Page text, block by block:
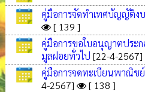
คู่มือการจัดทำเทศบัญญัติง
[ 139 ]
คู่มือการขอใบอนุญาตประก
มูลฝอยทั่วไป [22-4-2567]
คู่มือการจดทะเบียนพาณิช
4-2567]
[ 138 ]